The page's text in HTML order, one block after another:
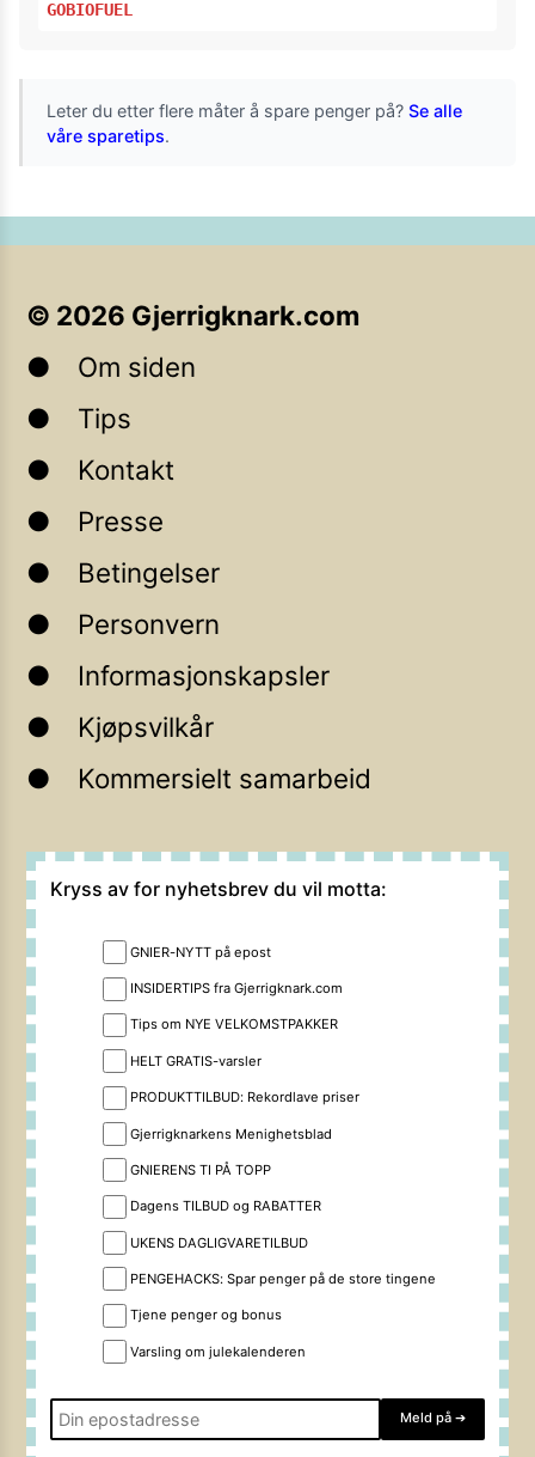
GOBIOFUEL
Leter du etter flere måter å spare penger på? Se alle
våre sparetips.
© 2026 Gjerrigknark.com
Om siden
Tips
Kontakt
Presse
Betingelser
Personvern
Informasjonskapsler
Kjøpsvilkår
Kommersielt samarbeid
Kryss av for nyhetsbrev du vil motta:
GNIER-NYTT på epost
INSIDERTIPS fra Gjerrigknark.com
Tips om NYE VELKOMSTPAKKER
HELT GRATIS-varsler
PRODUKTTILBUD: Rekordlave priser
Gjerrigknarkens Menighetsblad
GNIERENS TI PÅ TOPP
Dagens TILBUD og RABATTER
UKENS DAGLIGVARETILBUD
PENGEHACKS: Spar penger på de store tingene
Tjene penger og bonus
Varsling om julekalenderen
Meld på ➔